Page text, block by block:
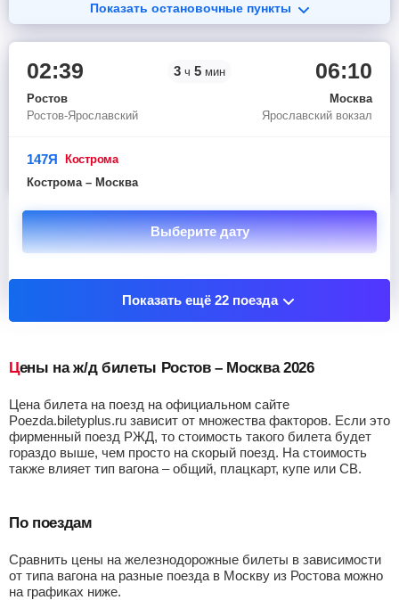
Показать остановочные пункты
02:39
Ростов
Ростов-Ярославский
3 ч 5 мин 06:10
Москва
Ярославский вокзал
147Я
кострома
Кострома – Москва
Выберите дату
Показать ещё 22 поезда
Цены на ж/д билеты Ростов – Москва 2026
Цена билета на поезд на официальном сайте
Poezda.biletyplus.ru зависит от множества факторов. Если это
фирменный поезд РЖД, то стоимость такого билета будет
гораздо выше, чем просто на скорый поезд. На стоимость
также влияет тип вагона – общий, плацкарт, купе или СВ.
По поездам
Сравнить цены на железнодорожные билеты в зависимости
от типа вагона на разные поезда в Москву из Ростова можно
на графиках ниже.